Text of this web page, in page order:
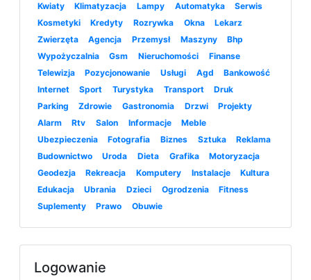
Kwiaty Klimatyzacja Lampy Automatyka
Serwis
Kosmetyki
Kredyty Rozrywka Okna
Lekarz
Zwierzęta
Agencja Przemysł Maszyny
Bhp
Wypożyczalnia
Gsm Nieruchomości
Finanse
Telewizja
Pozycjonowanie Usługi Agd
Bankowość
Internet
Sport Turystyka Transport
Druk
Parking
Zdrowie Gastronomia Drzwi
Projekty
Alarm
Rtv Salon Informacje
Meble
Ubezpieczenia
Fotografia Biznes Sztuka
Reklama
Budownictwo
Uroda Dieta Grafika
Motoryzacja
Geodezja
Rekreacja Komputery Instalacje
Kultura
Edukacja
Ubrania Dzieci Ogrodzenia
Fitness
Suplementy
Prawo Obuwie
Logowanie